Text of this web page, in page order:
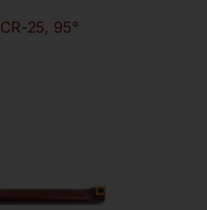
25, 95°